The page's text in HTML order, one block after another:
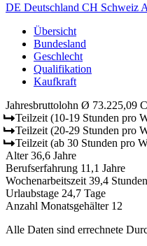
DE Deutschland CH Schweiz
Übersicht
Bundesland
Geschlecht
Qualifikation
Kaufkraft
Jahresbruttolohn Ø 73.225,09
Teilzeit (10-19 Stunden pro
Teilzeit (20-29 Stunden pro
Teilzeit (ab 30 Stunden pro
Alter 36,6 Jahre
Berufserfahrung 11,1 Jahre
Wochenarbeitszeit 39,4 Stunden
Urlaubstage 24,7 Tage
Anzahl Monatsgehälter 12
Alle Daten sind errechnete